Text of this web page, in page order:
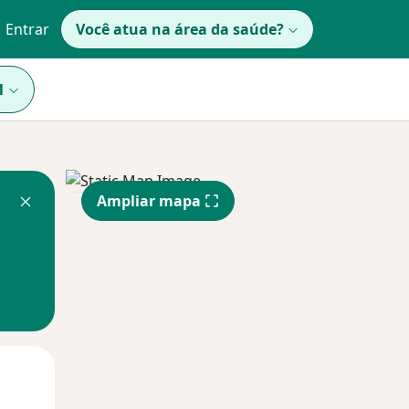
Entrar Você atua na área da saúde?
Ampliar mapa